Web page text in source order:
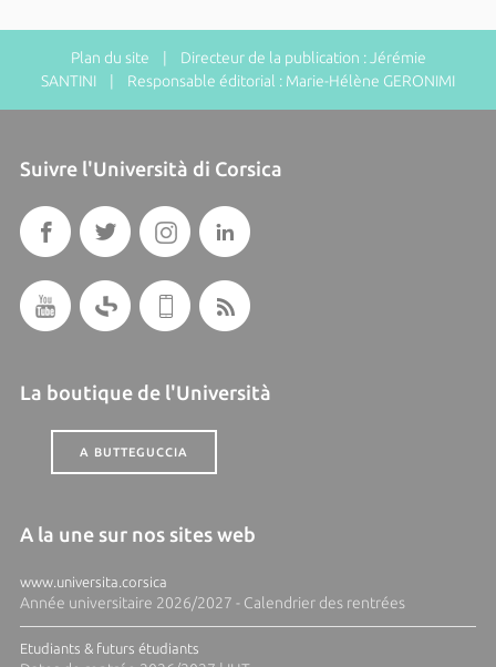
Plan du site | Directeur de la publication : Jérémie
SANTINI | Responsable éditorial : Marie-Hélène GERONIMI
Suivre l'Università di Corsica
La boutique de l'Università
A BUTTEGUCCIA
A la une sur nos sites web
www.universita.corsica
Année universitaire 2026/2027 - Calendrier des rentrées
Etudiants & futurs étudiants